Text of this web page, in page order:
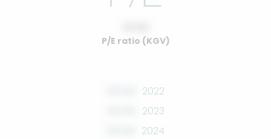
P/E ratio (KGV)
2022
2023
2024